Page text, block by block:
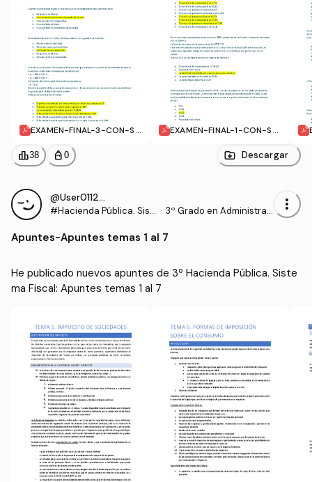
EXAMEN-FINAL-3-CON-SO
EXAMEN-FINAL-1-CON-SO
leaderboard38 personal_bag 0 Descargar
@User011294
#Hacienda Pública. Sist
· 3º Grado en Administrac
sas (UDC)
more_vert
Apuntes-Apuntes temas 1 al 7
He publicado nuevos apuntes de 3º Hacienda Pública. Siste
ma Fiscal: Apuntes temas 1 al 7